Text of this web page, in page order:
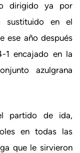
dirigido ya por
sustituido en el
ese año después
1 encajado en la
azulgrana
partido de ida,
en todas las
que le sirvieron